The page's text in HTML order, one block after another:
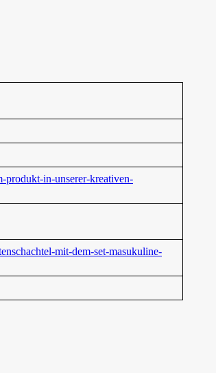
produkt-in-unserer-kreativen-
mit-dem-set-masukuline-